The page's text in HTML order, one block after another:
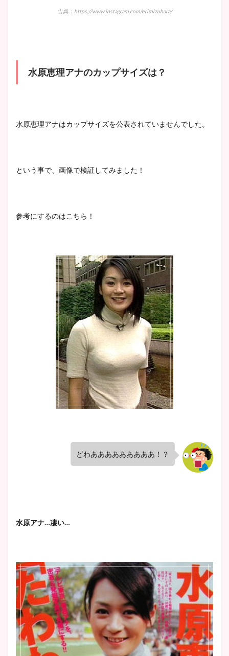
出典：https://www.instagram.com/erimizuhara/
水原恵理アナのカップサイズは？
水原恵理アナはカップサイズを公表されていませんでした。
という事で、画像で検証してみました！
参考にするのはこちら！
どわあああああああああ！？
水原アナ…凄い…